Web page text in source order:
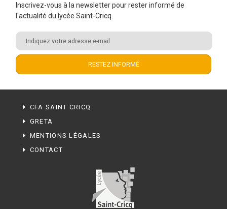
Inscrivez-vous à la newsletter pour rester informé de
l'actualité du lycée Saint-Cricq.
CFA SAINT CRICQ
GRETA
MENTIONS LÉGALES
CONTACT